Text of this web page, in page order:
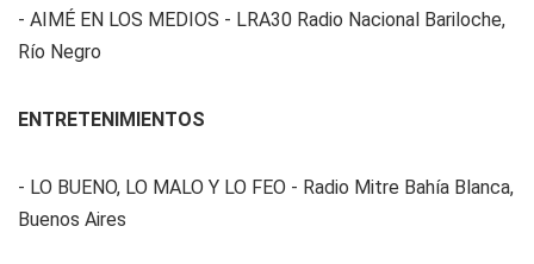
- AIMÉ EN LOS MEDIOS - LRA30 Radio Nacional Bariloche,
Río Negro
ENTRETENIMIENTOS
- LO BUENO, LO MALO Y LO FEO - Radio Mitre Bahía Blanca,
Buenos Aires